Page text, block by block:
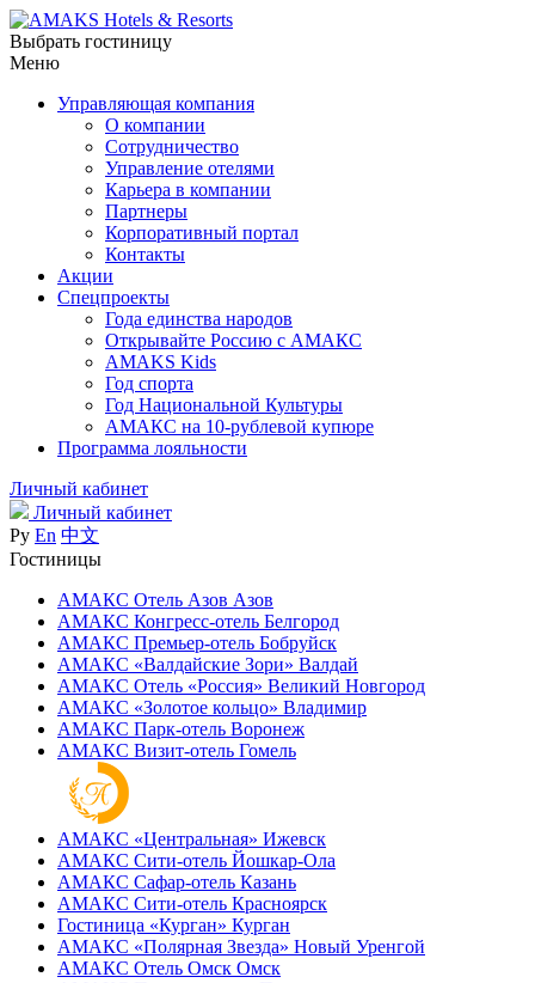
Выбрать гостиницу
Меню
Управляющая компания
О компании
Сотрудничество
Управление отелями
Карьера в компании
Партнеры
Корпоративный портал
Контакты
Акции
Спецпроекты
Года единства народов
Открывайте Россию с АМАКС
AMAKS Kids
Год спорта
Год Национальной Культуры
АМАКС на 10-рублевой купюре
Программа лояльности
Личный кабинет
Личный кабинет
Ру En 中文
Гостиницы
АМАКС Отель ‎Азов Азов
АМАКС Конгресс-отель Белгород
АМАКС Премьер-отель Бобруйск
АМАКС «‎Валдайские Зори» Валдай
АМАКС Отель «‎Россия» Великий Новгород
АМАКС «‎Золотое кольцо» Владимир
АМАКС Парк-отель Воронеж
АМАКС Визит-отель Гомель
АМАКС «‎Центральная» Ижевск
АМАКС Сити-отель Йошкар-Ола
АМАКС Сафар-отель Казань
АМАКС Сити-отель Красноярск
Гостиница «‎Курган» Курган
АМАКС «Полярная Звезда» Новый Уренгой
АМАКС Отель ‎Омск Омск